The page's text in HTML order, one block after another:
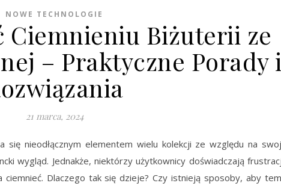
NOWE TECHNOLOGIE
Ciemnieniu Biżuterii ze
– Praktyczne Porady
21 marca, 2024
się nieodłącznym elementem wielu kolekcji ze względu na
wygląd. Jednakże, niektórzy użytkownicy doświadczają
ciemnieć. Dlaczego tak się dzieje? Czy istnieją sposoby, aby